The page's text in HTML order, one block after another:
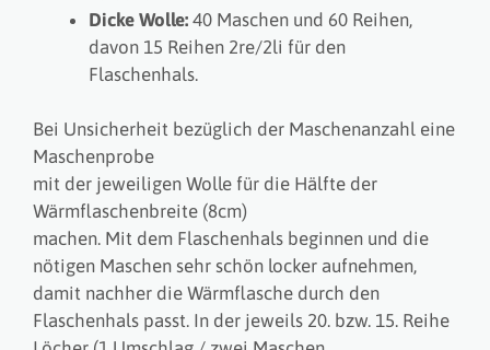
Dicke Wolle: 40 Maschen und 60 Reihen,
davon 15 Reihen 2re/2li für den
Flaschenhals.
Bei Unsicherheit bezüglich der Maschenanzahl eine
Maschenprobe
mit der jeweiligen Wolle für die Hälfte der
Wärmflaschenbreite (8cm)
machen. Mit dem Flaschenhals beginnen und die
nötigen Maschen sehr schön locker aufnehmen,
damit nachher die Wärmflasche durch den
Flaschenhals passt. In der jeweils 20. bzw. 15. Reihe